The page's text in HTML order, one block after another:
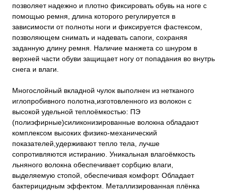
позволяет надежно и плотно фиксировать обувь на ноге с
помощью ремня, длина которого регулируется в
зависимости от полноты ноги и фиксируется фастексом,
позволяющем снимать и надевать сапоги, сохраняя
заданную длину ремня. Наличие манжета со шнуром в
верхней части обуви защищает ногу от попадания во внутрь
снега и влаги.
Многослойный вкладной чулок выполнен из нетканого
иглопробивного полотна,изготовленного из волокон с
высокой удельной теплоёмкостью: ПЭ
(полиэфирные)силиконизированные волокна обладают
комплексом высоких физико-механический
показателей,удерживают тепло тела, лучше
сопротивляются истиранию. Уникальная влагоёмкость
льняного волокна обеспечивает сорбцию влаги,
выделяемую стопой, обеспечивая комфорт. Обладает
бактерицидным эффектом. Металлизированная плёнка